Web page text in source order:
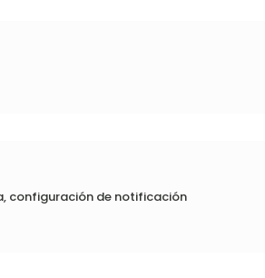
configuración de notificación